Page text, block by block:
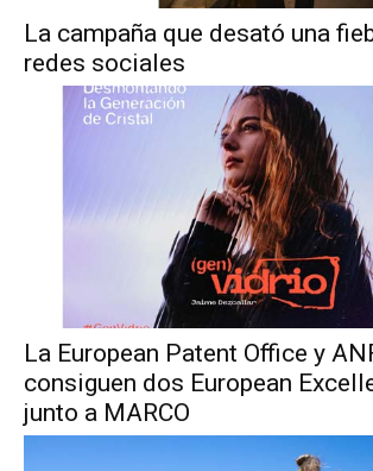
La campaña que desató una
redes sociales
La European Patent Office y
consiguen dos European
junto a MARCO